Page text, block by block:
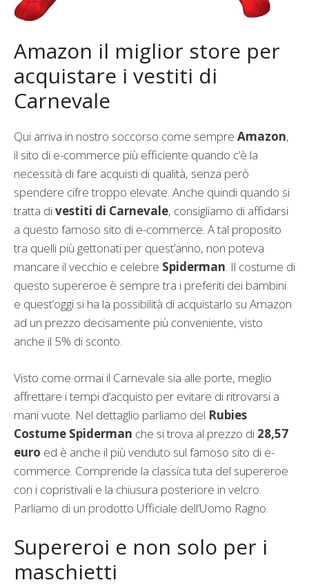
Amazon il miglior store per
acquistare i vestiti di
Carnevale
Qui arriva in nostro soccorso come sempre Amazon,
il sito di e-commerce più efficiente quando c’è la
necessità di fare acquisti di qualità, senza però
spendere cifre troppo elevate. Anche quindi quando si
tratta divestiti di Carnevale, consigliamo di affidarsi
a questo famoso sito di e-commerce. A tal proposito
tra quelli più gettonati per quest’anno, non poteva
mancare il vecchio e celebre Spiderman. Il costume di
questo supereroe è sempre tra i preferiti dei bambini
e quest’oggi si ha la possibilità di acquistarlo su Amazon
ad un prezzo decisamente più conveniente, visto
anche il 5% di sconto.
Visto come ormai il Carnevale sia alle porte, meglio
affrettare i tempi d’acquisto per evitare di ritrovarsi a
mani vuote. Nel dettaglio parliamo del Rubies
Costume Spiderman che si trova al prezzo di 28,57
euro ed è anche il più venduto sul famoso sito di e-
commerce. Comprende la classica tuta del supereroe
con i copristivali e la chiusura posteriore in velcro.
Parliamo di un prodotto Ufficiale dell’Uomo Ragno.
Supereroi e non solo per i
maschietti